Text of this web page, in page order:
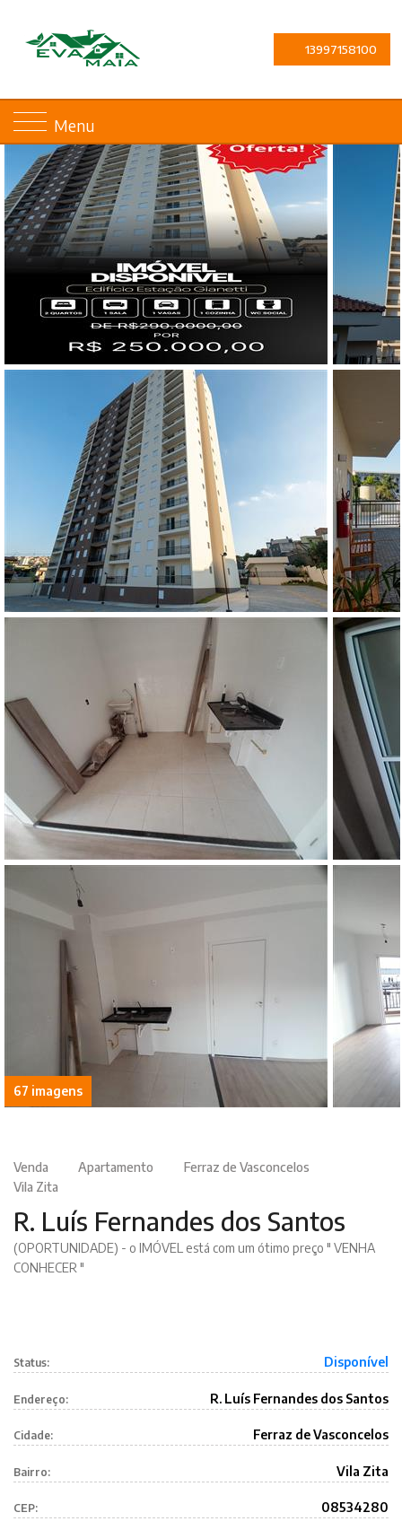
13997158100
Menu
67 imagens
Venda Apartamento
Ferraz de Vasconcelos
Vila Zita
R. Luís Fernandes dos Santos
(OPORTUNIDADE) - o IMÓVEL está com um ótimo preço " VENHA
CONHECER "
Status: Disponível
Endereço: R. Luís Fernandes dos Santos
Cidade: Ferraz de Vasconcelos
Bairro: Vila Zita
CEP: 08534280